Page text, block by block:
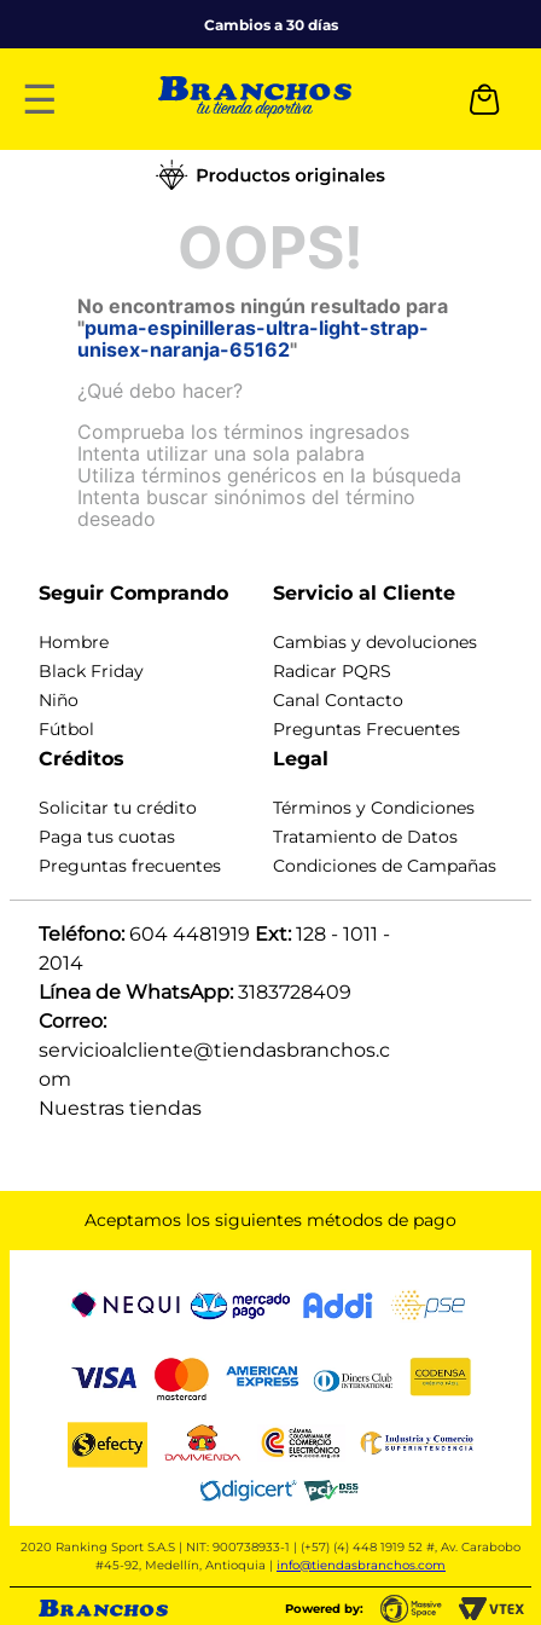
Cambios a 30 días
☰
OOPS!
No encontramos ningún resultado para
"puma-espinilleras-ultra-light-strap-
unisex-naranja-65162"
¿Qué debo hacer?
Comprueba los términos ingresados
Intenta utilizar una sola palabra
Utiliza términos genéricos en la búsqueda
Intenta buscar sinónimos del término
deseado
Seguir Comprando
Hombre
Black Friday
Niño
Fútbol
Servicio al Cliente
Cambias y devoluciones
Radicar PQRS
Canal Contacto
Preguntas Frecuentes
Créditos
Solicitar tu crédito
Paga tus cuotas
Preguntas frecuentes
Legal
Términos y Condiciones
Tratamiento de Datos
Condiciones de Campañas
Teléfono: 604 4481919 Ext: 128 - 1011 -
2014
Línea de WhatsApp: 3183728409
Correo:
servicioalcliente@tiendasbranchos.c
om
Nuestras tiendas
Aceptamos los siguientes métodos de pago
2020 Ranking Sport S.A.S | NIT: 900738933-1 | (+57) (4) 448 1919 52 #, Av. Carabobo
#45-92, Medellín, Antioquia | info@tiendasbranchos.com
Powered by: